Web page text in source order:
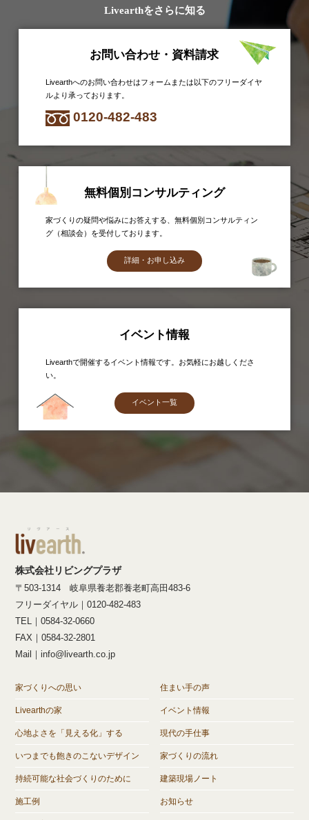
Livearthをさらに知る
お問い合わせ・資料請求
Livearthへのお問い合わせはフォームまたは以下のフリーダイヤ
ルより承っております。
0120-482-483
無料個別コンサルティング
家づくりの疑問や悩みにお答えする、無料個別コンサルティン
グ（相談会）を受付しております。
詳細・お申し込み
イベント情報
Livearthで開催するイベント情報です。お気軽にお越しくださ
い。
イベント一覧
株式会社リビングプラザ
〒503-1314 岐阜県養老郡養老町高田483-6
フリーダイヤル｜0120-482-483
TEL｜0584-32-0660
FAX｜0584-32-2801
Mail｜info@livearth.co.jp
家づくりへの思い
Livearthの家
心地よさを「見える化」する
いつまでも飽きのこないデザイン
持続可能な社会づくりのために
施工例
住まい手の声
イベント情報
現代の手仕事
家づくりの流れ
建築現場ノート
お知らせ